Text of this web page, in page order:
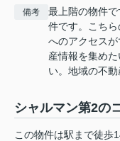
備考
最上階の物件
件です。こち
へのアクセス
産情報を集め
い。地域の不動
シャルマン第2の
この物件は駅まで徒歩